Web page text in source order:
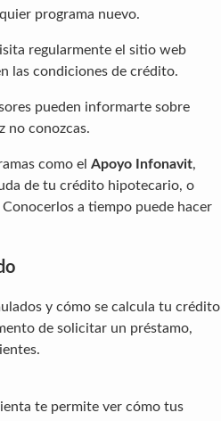
programa nuevo.
regularmente el sitio web
las condiciones de crédito.
pueden informarte sobre
no conozcas.
como el Apoyo Infonavit,
de tu crédito hipotecario, o
a tiempo puede hacer
y cómo se calcula tu crédito
de solicitar un préstamo,
te permite ver cómo tus